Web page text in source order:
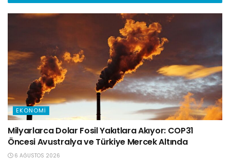
EKONOMI
Milyarlarca Dolar Fosil Yakıtlara Akıyor: COP31
Öncesi Avustralya ve Türkiye Mercek Altında
6 AĞUSTOS 2026